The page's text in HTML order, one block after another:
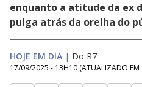
enquanto a atitude da ex
pulga atrás da orelha do
HOJE EM DIA | Do R7
17/09/2025 - 13H10 (ATUALIZADO EM